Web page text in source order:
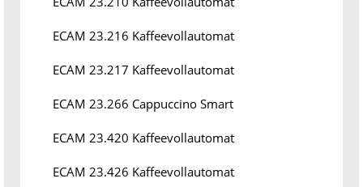
ECAM 23.216 Kaffeevollautomat
ECAM 23.217 Kaffeevollautomat
ECAM 23.266 Cappuccino Smart
ECAM 23.420 Kaffeevollautomat
ECAM 23.426 Kaffeevollautomat